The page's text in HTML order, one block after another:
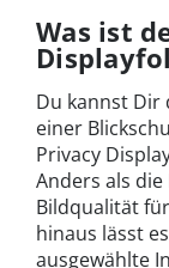
Was ist
Du kannst Dir
einer
Privacy
Anders als
Bildqualität
hinaus lässt
ausgewählte